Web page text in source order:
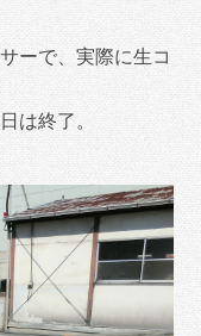
ーで、実際に生コ
は終了。